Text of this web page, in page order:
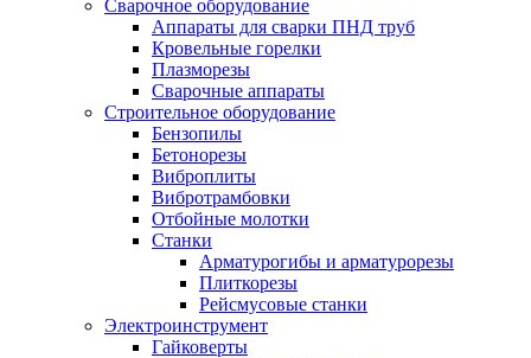
Сварочное оборудование
Аппараты для сварки ПНД труб
Кровельные горелки
Плазморезы
Сварочные аппараты
Строительное оборудование
Бензопилы
Бетонорезы
Виброплиты
Вибротрамбовки
Отбойные молотки
Станки
Арматурогибы и арматурорезы
Плиткорезы
Рейсмусовые станки
Электроинструмент
Гайковерты